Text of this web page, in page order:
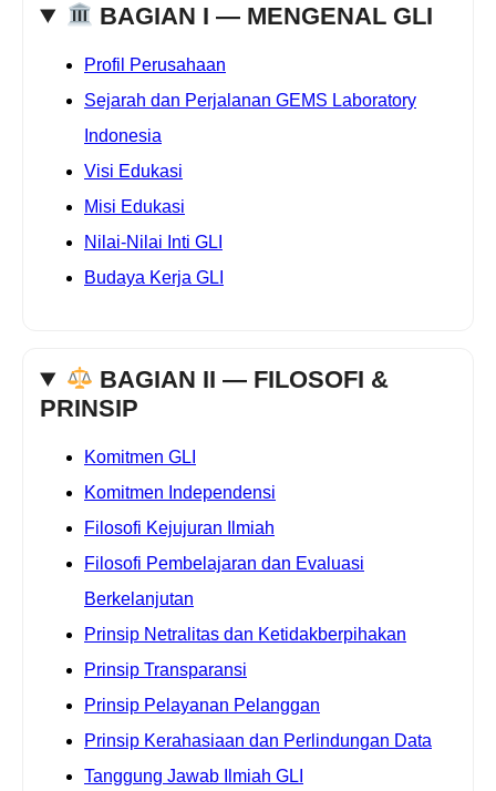
BAGIAN I — MENGENAL GLI
Profil Perusahaan
Sejarah dan Perjalanan GEMS Laboratory
Indonesia
Visi Edukasi
Misi Edukasi
Nilai-Nilai Inti GLI
Budaya Kerja GLI
BAGIAN II — FILOSOFI &
PRINSIP
Komitmen GLI
Komitmen Independensi
Filosofi Kejujuran Ilmiah
Filosofi Pembelajaran dan Evaluasi
Berkelanjutan
Prinsip Netralitas dan Ketidakberpihakan
Prinsip Transparansi
Prinsip Pelayanan Pelanggan
Prinsip Kerahasiaan dan Perlindungan Data
Tanggung Jawab Ilmiah GLI